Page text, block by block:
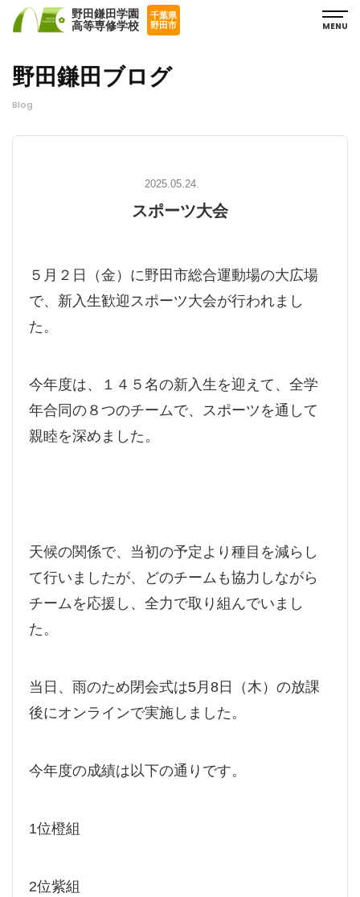
野田鎌田学園
高等専修学校
千葉県
野田市
MENU
野田鎌田ブログ
Blog
2025.05.24.
スポーツ大会
５月２日（金）に野田市総合運動場の大広場
で、新入生歓迎スポーツ大会が行われまし
た。
今年度は、１４５名の新入生を迎えて、全学
年合同の８つのチームで、スポーツを通して
親睦を深めました。
天候の関係で、当初の予定より種目を減らし
て行いましたが、どのチームも協力しながら
チームを応援し、全力で取り組んでいまし
た。
当日、雨のため閉会式は5月8日（木）の放課
後にオンラインで実施しました。
今年度の成績は以下の通りです。
1位橙組
2位紫組